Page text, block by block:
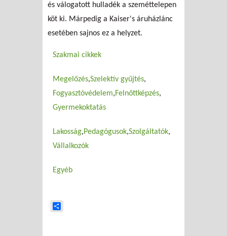
és válogatott hulladék a szeméttelepen
köt ki. Márpedig a Kaiser's áruházlánc
esetében sajnos ez a helyzet.
Szakmai cikkek
Megelőzés Szelektív gyűjtés
Fogyasztóvédelem Felnőttképzés
Gyermekoktatás
Lakosság Pedagógusok Szolgáltatók
Vállalkozók
Egyéb